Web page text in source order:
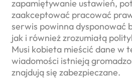
zapamiętywanie ustawień,
zaakceptować pracować
serwis powinna dysponować
jak i również zrozumiałą
Musi kobieta mieścić dane w
wiadomości istnieją
znajdują się zabezpieczane.